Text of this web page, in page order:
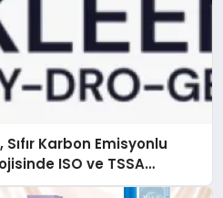
Karbon Emisyonlu
ISO ve TSSA